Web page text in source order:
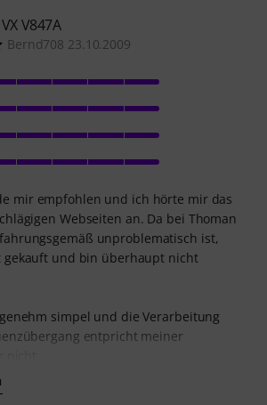
V847A
Bernd708 23.10.2009
mir empfohlen und ich hörte mir das
Webseiten an. Da bei Thoman
unproblematisch ist,
gekauft und bin überhaupt nicht
simpel und die Verarbeitung
entpricht meiner